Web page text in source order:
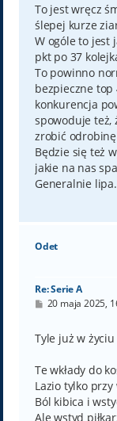
To jest wręcz
ślepej kurze
W ogóle to jest
pkt po 37
To powinno
bezpieczne top
konkurencja
spowoduje też,
zrobić
Będzie się też
jakie na nas
Generalnie lipa.
Odet
Re: Serie A
P
t
20 maja 2025,
Tyle już w
Te wkłady do
Lazio tylko
Ból kibica i
Ale wstyd